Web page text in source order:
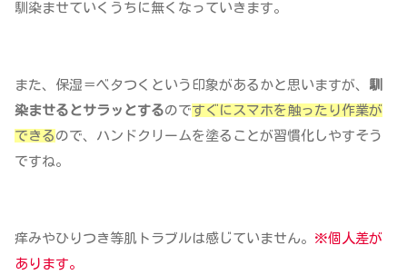
馴染ませていくうちに無くなっていきます。
また、保湿＝ベタつくという印象があるかと思いますが、 馴
染ませるとサラッとするのですぐにスマホを触ったり作業が
できる ので、ハンドクリームを塗ることが習慣化しやすそう
ですね。
痒みやひりつき等肌トラブルは感じていません。 ※個人差が
あります。